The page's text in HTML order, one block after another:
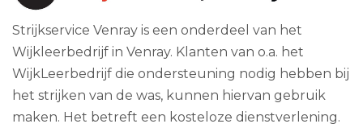
Strijkservice Venray is een onderdeel van het
Wijkleerbedrijf in Venray. Klanten van o.a. het
WijkLeerbedrijf die ondersteuning nodig hebben bij
het strijken van de was, kunnen hiervan gebruik
maken. Het betreft een kosteloze dienstverlening.